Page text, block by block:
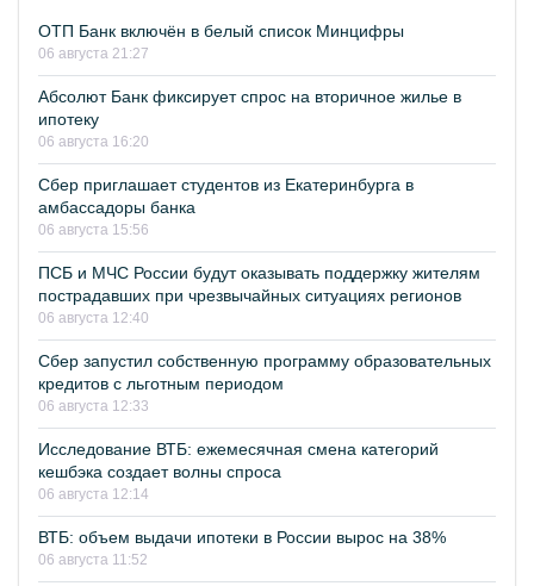
ОТП Банк включён в белый список Минцифры
06 августа 21:27
Абсолют Банк фиксирует спрос на вторичное жилье в
ипотеку
06 августа 16:20
Сбер приглашает студентов из Екатеринбурга в
амбассадоры банка
06 августа 15:56
ПСБ и МЧС России будут оказывать поддержку жителям
пострадавших при чрезвычайных ситуациях регионов
06 августа 12:40
Сбер запустил собственную программу образовательных
кредитов с льготным периодом
06 августа 12:33
Исследование ВТБ: ежемесячная смена категорий
кешбэка создает волны спроса
06 августа 12:14
ВТБ: объем выдачи ипотеки в России вырос на 38%
06 августа 11:52